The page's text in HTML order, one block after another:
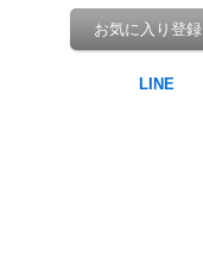
お気に入り登録